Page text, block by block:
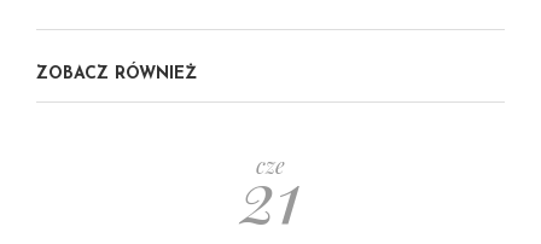
ZOBACZ RÓWNIEŻ
cze
21